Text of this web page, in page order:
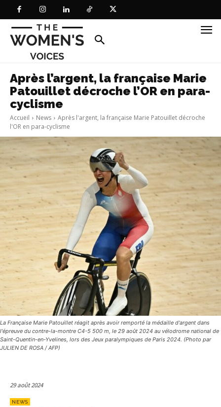
Après l’argent, la française Marie
Patouillet décroche l’OR en para-
cyclisme
Accueil News
Après l'argent, la française Marie Patouillet décroche
l'OR en para-cyclisme
La Française Marie Patouillet réagit après avoir remporté la médaille d'argent dans
l'épreuve du contre-la-montre C4-5 500 m, le 29 août 2024 au vélodrome national de
Saint-Quentin-en-Yvelines, lors des Jeux paralympiques de Paris 2024. (Photo par
JULIEN DE ROSA / AFP)
29 août 2024
NEWS